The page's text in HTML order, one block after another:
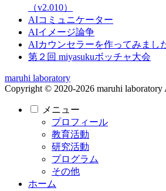
（v2.010）
AIコミュニケーター
AIイメージ論争
AIカウンセラーを作ってみまし
第２回 miyasukuボッチャ大会
maruhi laboratory
Copyright © 2020-2026 maruhi laboratory
メニュー
プロフィール
教育活動
研究活動
プログラム
その他
ホーム